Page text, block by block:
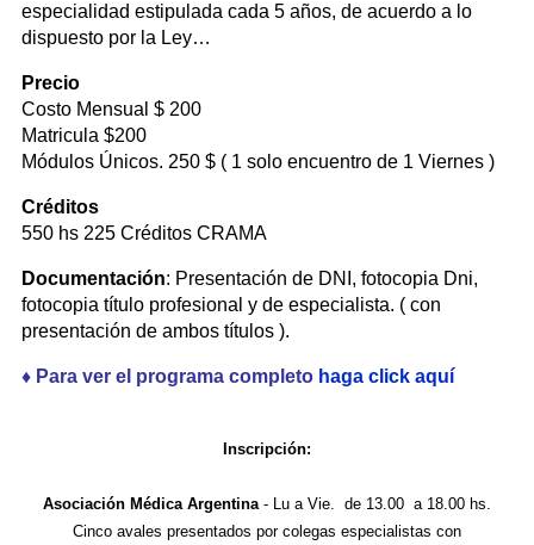
especialidad estipulada cada 5 años, de acuerdo a lo
dispuesto por la Ley…
Precio
Costo Mensual $ 200
Matricula $200
Módulos Únicos. 250 $ ( 1 solo encuentro de 1 Viernes )
Créditos
550 hs 225 Créditos CRAMA
Documentación: Presentación de DNI, fotocopia Dni,
fotocopia título profesional y de especialista. ( con
presentación de ambos títulos ).
♦ Para ver el programa completo haga click aquí
Inscripción:
Asociación Médica Argentina- Lu a Vie. de 13.00 a 18.00 hs.
Cinco avales presentados por colegas especialistas con